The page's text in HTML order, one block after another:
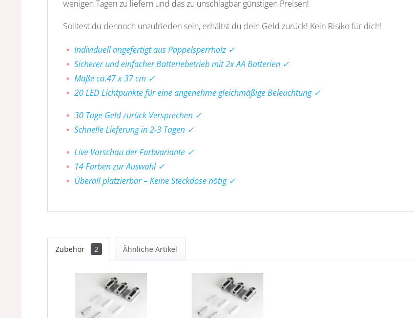
wenigen Tagen zu liefern und das zu unschlagbar günstigen Preisen!
Solltest du dennoch unzufrieden sein, erhältst du dein Geld zurück! Kein Risiko für dich!
Individuell angefertigt aus Pappelsperrholz ✓
Sicherer und einfacher Batteriebetrieb mit 2x AA Batterien ✓
Maße ca.47 x 37 cm ✓
20 LED Lichtpunkte für eine angenehme gleichmäßige Beleuchtung ✓
30 Tage Geld zurück Versprechen ✓
Schnelle Lieferung in 2-3 Tagen ✓
Live Vorschau der Farbvariante ✓
14 Farben zur Auswahl ✓
Überall platzierbar – Keine Steckdose nötig ✓
Zubehör 2 Ähnliche Artikel